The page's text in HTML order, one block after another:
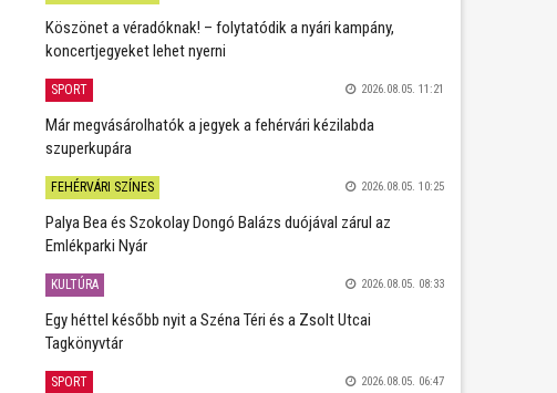
Köszönet a véradóknak! – folytatódik a nyári kampány,
koncertjegyeket lehet nyerni
SPORT 2026.08.05. 11:21
Már megvásárolhatók a jegyek a fehérvári kézilabda
szuperkupára
FEHÉRVÁRI SZÍNES 2026.08.05. 10:25
Palya Bea és Szokolay Dongó Balázs duójával zárul az
Emlékparki Nyár
KULTÚRA 2026.08.05. 08:33
Egy héttel később nyit a Széna Téri és a Zsolt Utcai
Tagkönyvtár
SPORT 2026.08.05. 06:47